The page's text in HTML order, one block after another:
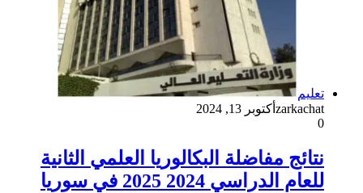
تعليم
zarkachat أكتوبر 13, 2024
0
نتائج مفاضلة البكالوريا العلمي الثانية
للعام الدراسي 2024 2025 في سوريا